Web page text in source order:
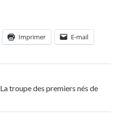
Imprimer E-mail
La troupe des premiers nés de